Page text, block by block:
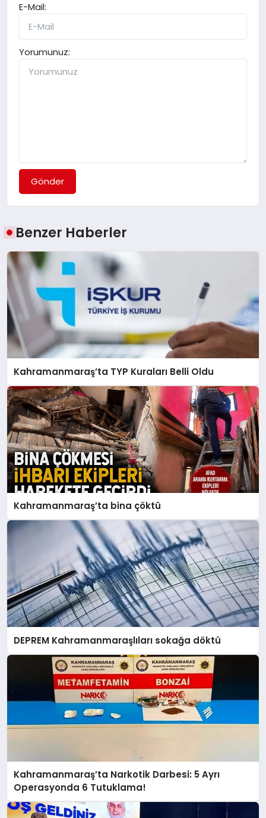
E-Mail:
Yorumunuz:
Gönder
Benzer Haberler
Kahramanmaraş’ta TYP Kuraları Belli Oldu
Kahramanmaraş’ta bina çöktü
DEPREM Kahramanmaraşlıları sokağa döktü
Kahramanmaraş’ta Narkotik Darbesi: 5 Ayrı
Operasyonda 6 Tutuklama!